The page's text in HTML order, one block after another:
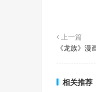
上一篇
《龙族》
相关推荐